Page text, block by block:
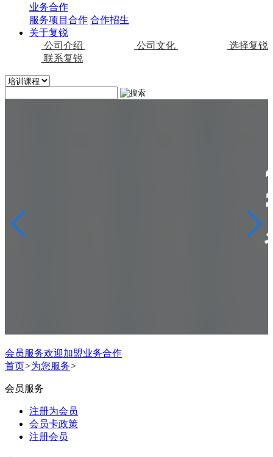
业务合作
服务项目合作 合作招生
关于复锐
公司介绍
公司文化
选择复锐
联系复锐
会员服务欢迎加盟业务合作
首页>为您服务>
会员服务
注册为会员
会员卡政策
注册会员